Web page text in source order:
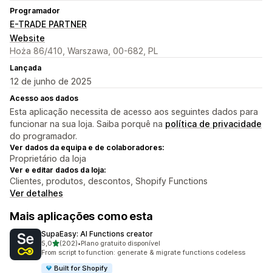
Programador
E-TRADE PARTNER
Website
Hoża 86/410, Warszawa, 00-682, PL
Lançada
12 de junho de 2025
Acesso aos dados
Esta aplicação necessita de acesso aos seguintes dados para
funcionar na sua loja. Saiba porquê na política de privacidade
do programador.
Ver dados da equipa e de colaboradores:
Proprietário da loja
Ver e editar dados da loja:
Clientes, produtos, descontos, Shopify Functions
Ver detalhes
Mais aplicações como esta
SupaEasy: AI Functions creator
5,0de 5 estrelas
(202)
202 total de avaliações
•Plano gratuito disponível
From script to function: generate & migrate functions codeless
Built for Shopify